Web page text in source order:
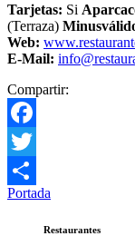
Tarjetas: Si
(Terraza)
Web:
E-Mail:
Compartir:
Facebook
Twitter
Compartir
Portada
Restaurantes